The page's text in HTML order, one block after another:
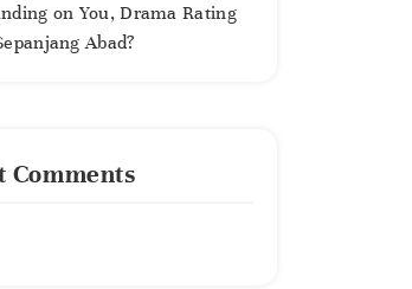
on You, Drama Rating
Abad?
Comments